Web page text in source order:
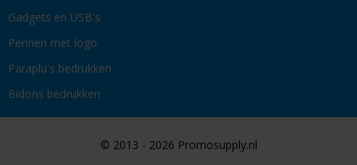
Gadgets en USB's
Pennen met logo
Paraplu's bedrukken
Bidons bedrukken
© 2013 - 2026 Promosupply.nl